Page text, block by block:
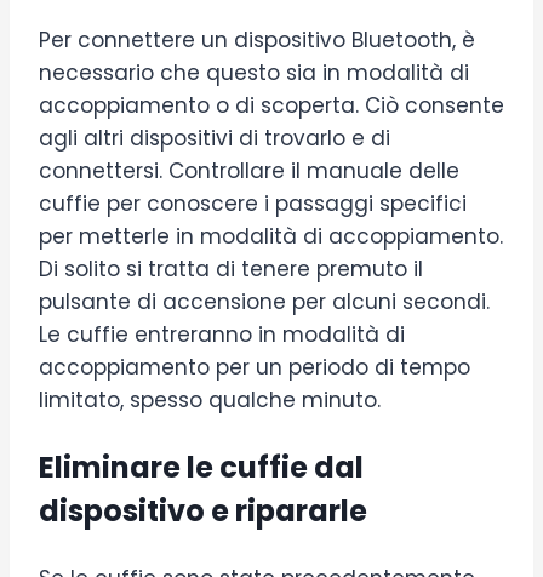
Per connettere un dispositivo Bluetooth, è
necessario che questo sia in modalità di
accoppiamento o di scoperta. Ciò consente
agli altri dispositivi di trovarlo e di
connettersi. Controllare il manuale delle
cuffie per conoscere i passaggi specifici
per metterle in modalità di accoppiamento.
Di solito si tratta di tenere premuto il
pulsante di accensione per alcuni secondi.
Le cuffie entreranno in modalità di
accoppiamento per un periodo di tempo
limitato, spesso qualche minuto.
Eliminare le cuffie dal
dispositivo e ripararle